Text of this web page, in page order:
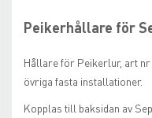
Peikerhållare för
Hållare för Peikerlur, art
övriga fasta installationer.
Kopplas till baksidan av
of
the
gallery
beginning
of
images
gallery